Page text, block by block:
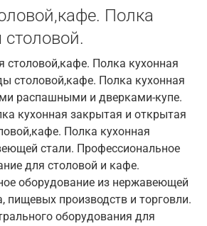
Полка
столовой,кафе. Полка кухонная
столовой,кафе. Полка кухонная
распашными и дверками-купе.
кухонная закрытая и открытая
Полка кухонная
стали. Профессиональное
для столовой и кафе.
оборудование из нержавеющей
пищевых производств и торговли.
оборудования для